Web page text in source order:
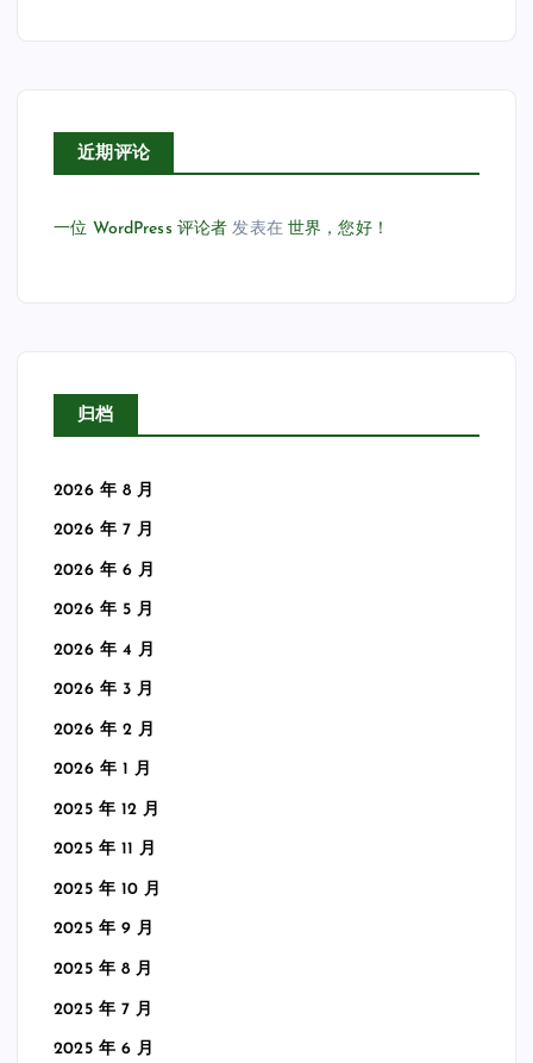
近期评论
一位 WordPress 评论者 发表在世界，您好！
归档
2026 年 8 月
2026 年 7 月
2026 年 6 月
2026 年 5 月
2026 年 4 月
2026 年 3 月
2026 年 2 月
2026 年 1 月
2025 年 12 月
2025 年 11 月
2025 年 10 月
2025 年 9 月
2025 年 8 月
2025 年 7 月
2025 年 6 月